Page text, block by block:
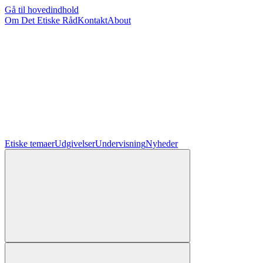
Gå til hovedindhold
Om Det Etiske RådKontaktAbout
Etiske temaerUdgivelserUndervisningNyheder